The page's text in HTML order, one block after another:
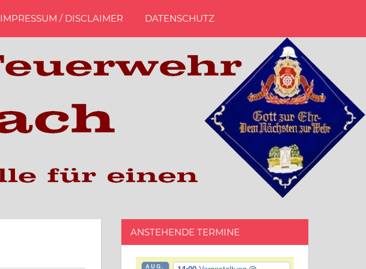
IMPRESSUM / DISCLAIMER DATENSCHUTZ
ANSTEHENDE TERMINE
AUG.